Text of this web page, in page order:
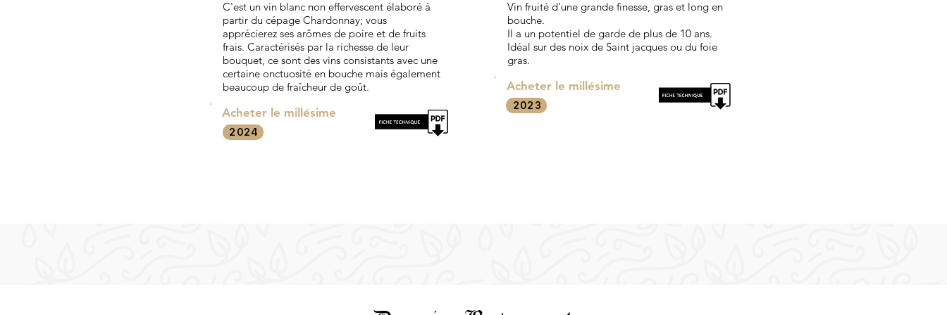
C'est un vin blanc non effervescent élaboré à
partir du cépage Chardonnay; vous
apprécierez ses arômes de poire et de fruits
frais. Caractérisés par la richesse de leur
bouquet, ce sont des vins consistants avec une
certaine onctuosité en bouche mais également
beaucoup de fraîcheur de goût.
Acheter le millésime
2024
Vin fruité d'une grande finesse, gras et long en
bouche.
Il a un potentiel de garde de plus de 10 ans.
Idéal sur des noix de Saint jacques ou du foie
gras.
Acheter le millésime
2023